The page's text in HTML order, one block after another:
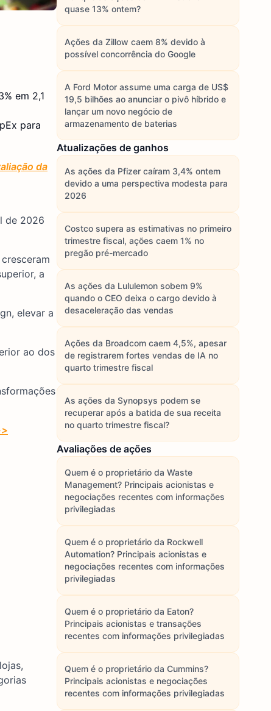
em 2,1
para
da
de 2026
a
elevar a
ao dos
quase 13% ontem?
Ações da Zillow caem 8% devido à
possível concorrência do Google
A Ford Motor assume uma carga de US$
19,5 bilhões ao anunciar o pivô híbrido e
lançar um novo negócio de
armazenamento de baterias
Atualizações de ganhos
As ações da Pfizer caíram 3,4% ontem
devido a uma perspectiva modesta para
2026
Costco supera as estimativas no primeiro
trimestre fiscal, ações caem 1% no
pregão pré-mercado
As ações da Lululemon sobem 9%
quando o CEO deixa o cargo devido à
desaceleração das vendas
Ações da Broadcom caem 4,5%, apesar
de registrarem fortes vendas de IA no
quarto trimestre fiscal
As ações da Synopsys podem se
recuperar após a batida de sua receita
no quarto trimestre fiscal?
Avaliações de ações
Quem é o proprietário da Waste
Management? Principais acionistas e
negociações recentes com informações
privilegiadas
Quem é o proprietário da Rockwell
Automation? Principais acionistas e
negociações recentes com informações
privilegiadas
Quem é o proprietário da Eaton?
Principais acionistas e transações
recentes com informações privilegiadas
Quem é o proprietário da Cummins?
Principais acionistas e negociações
recentes com informações privilegiadas